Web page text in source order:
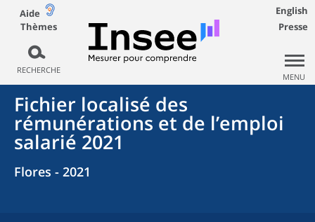
Aide
Thèmes
RECHERCHE
English
Presse
MENU
Fichier localisé des
rémunérations et de l’emploi
salarié 2021
Flores - 2021